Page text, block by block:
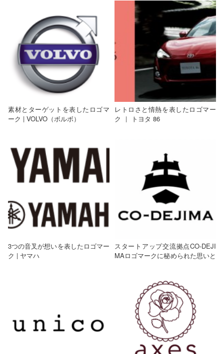
素材とターゲットを表したロゴマ
ーク | VOLVO（ボルボ）
レトロさと情熱を表したロゴマー
ク ｜ トヨタ 86
3つの音叉が想いを表したロゴマー
ク | ヤマハ
スタートアップ交流拠点CO-DEJI
MAロゴマークに秘められた思いと